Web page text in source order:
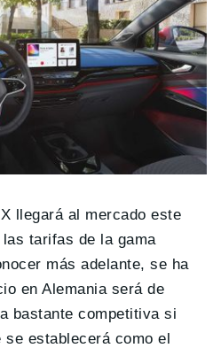
llegará al mercado este
tarifas de la gama
más adelante, se ha
en Alemania será de
bastante competitiva si
se establecerá como el